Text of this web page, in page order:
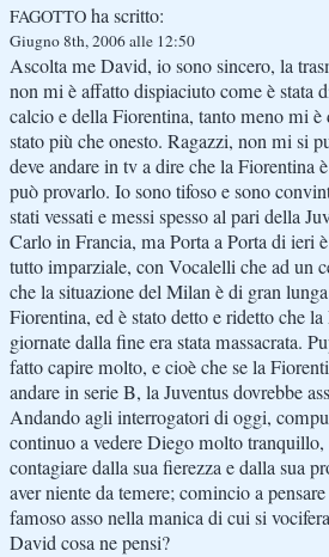
FAGOTTO ha scritto:
Giugno 8th, 2006 alle 12:50
Ascolta me David, io sono sincero, la
non mi è affatto dispiaciuto come è stata
calcio e della Fiorentina, tanto meno mi è
stato più che onesto. Ragazzi, non mi si
deve andare in tv a dire che la Fiorentina
può provarlo. Io sono tifoso e sono
stati vessati e messi spesso al pari della
Carlo in Francia, ma Porta a Porta di ieri
tutto imparziale, con Vocalelli che ad un
che la situazione del Milan è di gran
Fiorentina, ed è stato detto e ridetto che
giornate dalla fine era stata massacrata.
fatto capire molto, e cioè che se la
andare in serie B, la Juventus dovrebbe
Andando agli interrogatori di oggi,
continuo a vedere Diego molto
contagiare dalla sua fierezza e dalla sua
aver niente da temere; comincio a
famoso asso nella manica di cui si
David cosa ne pensi?